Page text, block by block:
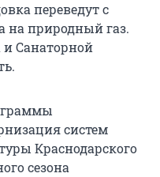
переведут с
на природный газ.
Санаторной
систем
Краснодарского
сезона